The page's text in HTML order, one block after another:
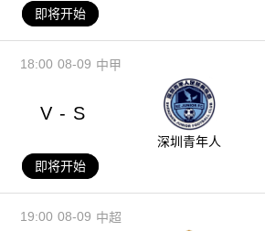
即将开始
08-09
18:00 中甲
V - S
深圳青年人
即将开始
08-09
19:00 中超